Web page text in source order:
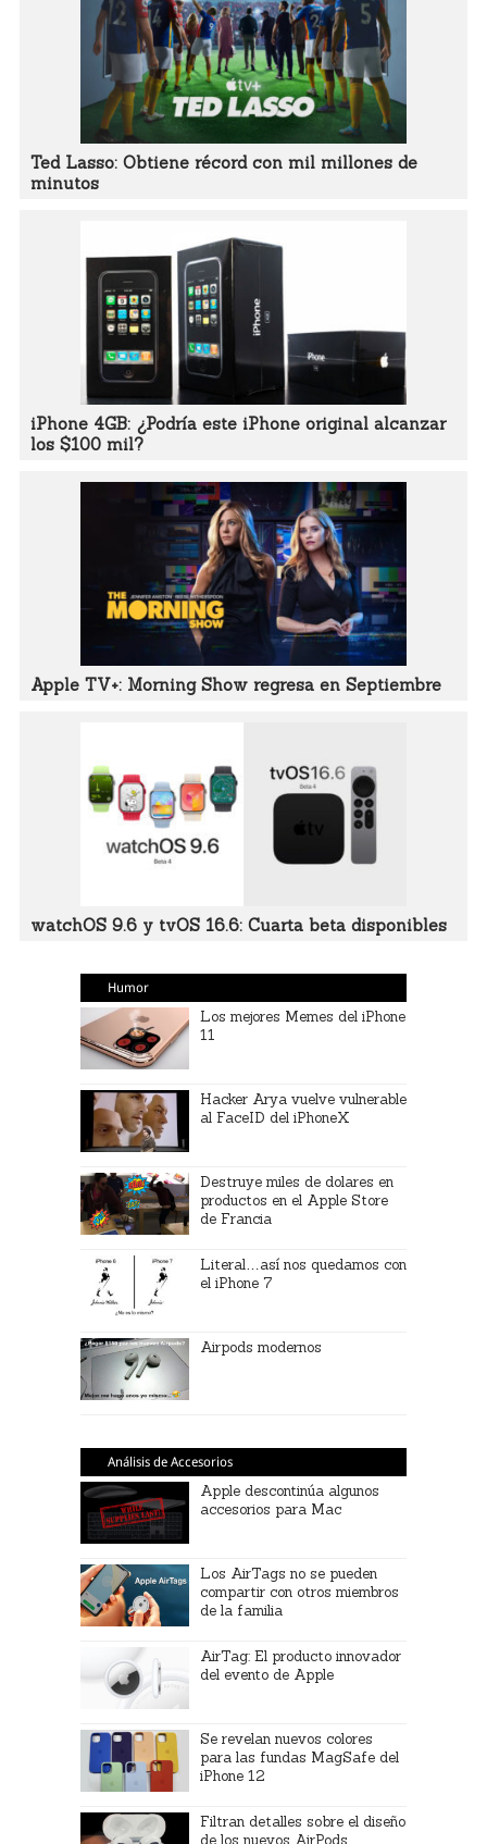
Ted Lasso: Obtiene récord con mil millones de
minutos
iPhone 4GB: ¿Podría este iPhone original alcanzar
los $100 mil?
Apple TV+: Morning Show regresa en Septiembre
watchOS 9.6 y tvOS 16.6: Cuarta beta disponibles
Humor
Los mejores Memes del iPhone
11
Hacker Arya vuelve vulnerable
al FaceID del iPhoneX
Destruye miles de dolares en
productos en el Apple Store
de Francia
Literal…así nos quedamos con
el iPhone 7
Airpods modernos
Análisis de Accesorios
Apple descontinúa algunos
accesorios para Mac
Los AirTags no se pueden
compartir con otros miembros
de la familia
AirTag: El producto innovador
del evento de Apple
Se revelan nuevos colores
para las fundas MagSafe del
iPhone 12
Filtran detalles sobre el diseño
de los nuevos AirPods